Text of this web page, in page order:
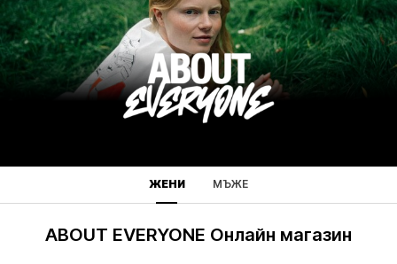
ЖЕНИ МЪЖЕ
ABOUT EVERYONE Онлайн магазин